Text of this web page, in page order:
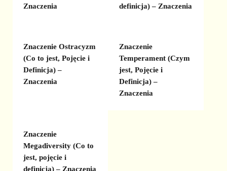
Znaczenia
definicja) – Znaczenia
Znaczenie Ostracyzm
(Co to jest, Pojęcie i
Definicja) –
Znaczenia
Znaczenie
Temperament (Czym
jest, Pojęcie i
Definicja) –
Znaczenia
Znaczenie
Megadiversity (Co to
jest, pojęcie i
definicja) – Znaczenia